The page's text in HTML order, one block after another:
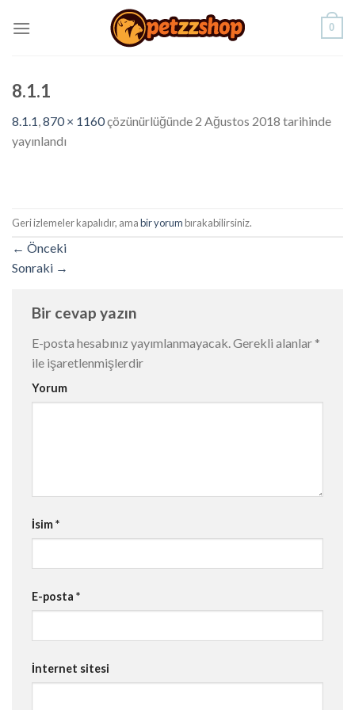
0
8.1.1
8.1.1,870 × 1160çözünürlüğünde 2 Ağustos 2018 tarihinde
yayınlandı
Geri izlemeler kapalıdır, amabir yorumbırakabilirsiniz.
← Önceki
Sonraki →
Bir cevap yazın
E-posta hesabınız yayımlanmayacak.Gerekli alanlar *
ile işaretlenmişlerdir
Yorum
İsim*
E-posta *
İnternet sitesi